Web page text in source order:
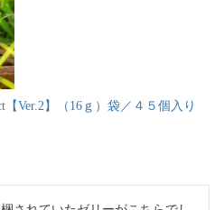
Ver.2】（16ｇ）袋／４５個入り